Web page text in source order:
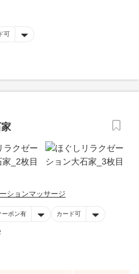
可
ションマッサージ
ーポン有 カード可